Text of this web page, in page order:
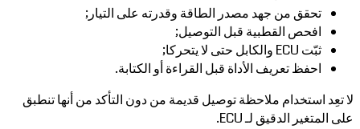
تحقق من جهد مصدر الطاقة وقدرته على التيار;
افحص القطبية قبل التوصيل;
ثبّت ECU والكابل حتى لا يتحركا;
احفظ تعريف الأداة قبل القراءة أو الكتابة.
لا تعِد استخدام ملاحظة توصيل قديمة من دون التأكد من أنها تنطبق
على المتغير الدقيق لـ ECU.